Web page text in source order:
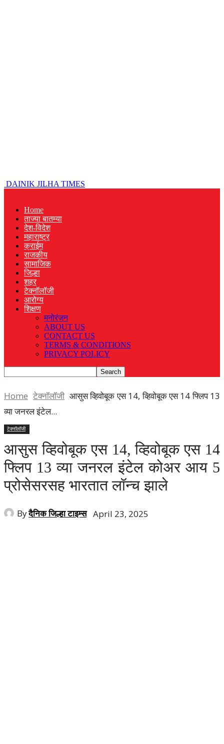
DAINIK JILHA TIMES
Home
ताज्या बातम्या
देश-विदेश
महाराष्ट्र
क्राईम
राजकीय
सामाजिक
जिल्हा
शहर
टेक्नॉलॉजी
आरोग्य
शिक्षण
मनोरंजन
ABOUT US
CONTACT US
TERMS & CONDITIONS
PRIVACY POLICY
Home टेक्नॉलॉजी आसुस व्हिवोबूक एस 14, व्हिवोबूक एस 14 फ्लिप 13
व्या जनरल इंटेल...
टेक्नॉलॉजी
आसुस व्हिवोबूक एस 14, व्हिवोबूक एस 14
फ्लिप 13 व्या जनरल इंटेल कोअर आय 5
प्रोसेसरसह भारतात लॉन्च झाले
Byदैनिक जिल्हा टाइम्स April 23, 2025